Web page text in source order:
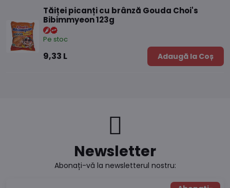
Tăiței picanți cu brânză Gouda Choi's
Bibimmyeon 123g
Pe stoc
9,33 L Adaugă la Coș
Newsletter
Abonați-vă la newsletterul nostru: